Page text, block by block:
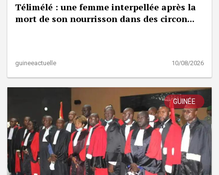
Télimélé : une femme interpellée après la
mort de son nourrisson dans des circon...
guineeactuelle 10/08/2026
GUINÉE